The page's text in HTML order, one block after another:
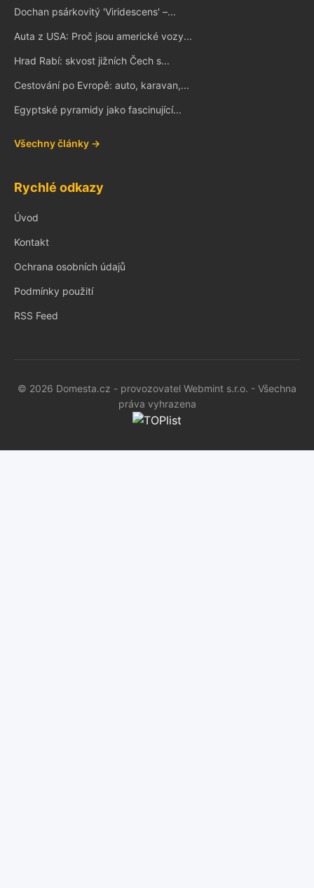
Dochan psárkovitý 'Viridescens' –...
Auta z USA: Proč jsou americké vozy...
Hrad Rabí: skvost jižních Čech s...
Cestování po Evropě: auto, karavan,...
Egyptské pyramidy jako fascinující...
Všechny články →
Rychlé odkazy
Úvod
Kontakt
Ochrana osobních údajů
Podmínky použití
RSS Feed
© 2026 Domesta.cz - provozovatel Webmint s.r.o. - Všechna
práva vyhrazena